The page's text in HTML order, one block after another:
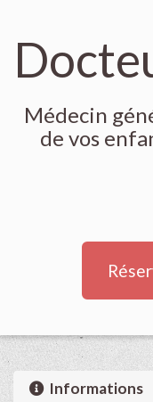
Médecin
de vos
Informations